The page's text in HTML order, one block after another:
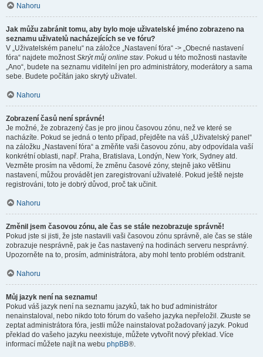
Nahoru
Jak můžu zabránit tomu, aby bylo moje uživatelské jméno zobrazeno na
seznamu uživatelů nacházejících se ve fóru?
V „Uživatelském panelu“ na záložce „Nastavení fóra“ -> „Obecné nastavení
fóra“ najdete možnostSkrýt můj online stav. Pokud u této možnosti nastavíte
„Ano“, budete na seznamu viditelní jen pro administrátory, moderátory a sama
sebe. Budete počítán jako skrytý uživatel.
Nahoru
Zobrazení časů není správné!
Je možné, že zobrazený čas je pro jinou časovou zónu, než ve které se
nacházíte. Pokud se jedná o tento případ, přejděte na váš „Uživatelský panel“
na záložku „Nastavení fóra“ a změňte vaši časovou zónu, aby odpovídala vaší
konkrétní oblasti, např. Praha, Bratislava, Londýn, New York, Sydney atd.
Vezměte prosím na vědomí, že změnu časové zóny, stejně jako většinu
nastavení, můžou provádět jen zaregistrovaní uživatelé. Pokud ještě nejste
registrováni, toto je dobrý důvod, proč tak učinit.
Nahoru
Změnil jsem časovou zónu, ale čas se stále nezobrazuje správně!
Pokud jste si jisti, že jste nastavili vaši časovou zónu správně, ale čas se stále
zobrazuje nesprávně, pak je čas nastavený na hodinách serveru nesprávný.
Upozorněte na to, prosím, administrátora, aby mohl tento problém odstranit.
Nahoru
Můj jazyk není na seznamu!
Pokud váš jazyk není na seznamu jazyků, tak ho buď administrátor
nenainstaloval, nebo nikdo toto fórum do vašeho jazyka nepřeložil. Zkuste se
zeptat administrátora fóra, jestli může nainstalovat požadovaný jazyk. Pokud
překlad do vašeho jazyku neexistuje, můžete vytvořit nový překlad. Více
informací můžete najít na webu phpBB®.